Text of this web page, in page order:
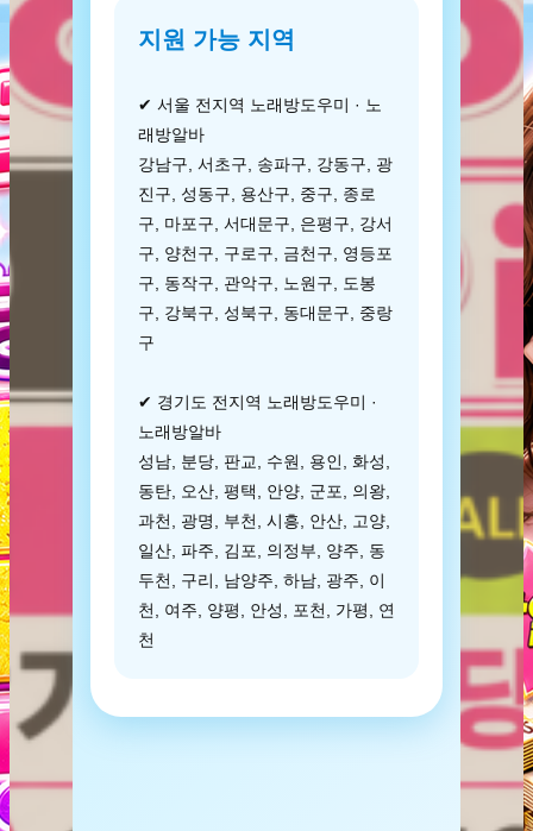
지원 가능 지역
✔ 서울 전지역 노래방도우미 · 노
래방알바
강남구, 서초구, 송파구, 강동구, 광
진구, 성동구, 용산구, 중구, 종로
구, 마포구, 서대문구, 은평구, 강서
구, 양천구, 구로구, 금천구, 영등포
구, 동작구, 관악구, 노원구, 도봉
구, 강북구, 성북구, 동대문구, 중랑
구
✔ 경기도 전지역 노래방도우미 ·
노래방알바
성남, 분당, 판교, 수원, 용인, 화성,
동탄, 오산, 평택, 안양, 군포, 의왕,
과천, 광명, 부천, 시흥, 안산, 고양,
일산, 파주, 김포, 의정부, 양주, 동
두천, 구리, 남양주, 하남, 광주, 이
천, 여주, 양평, 안성, 포천, 가평, 연
천